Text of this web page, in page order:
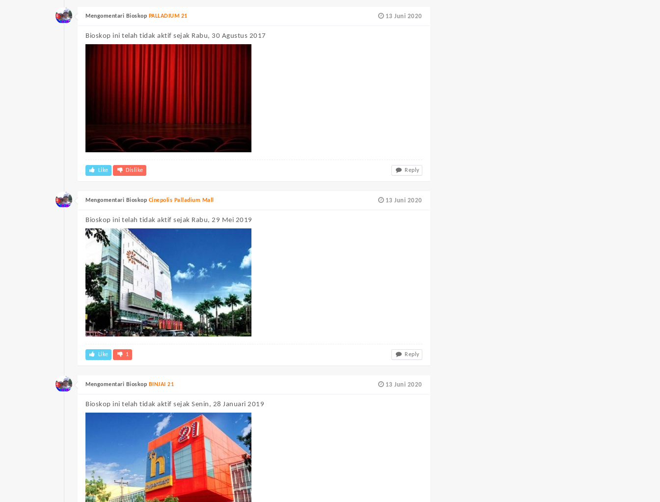
13 Juni 2020
Mengomentari Bioskop PALLADIUM 21
Bioskop ini telah tidak aktif sejak Rabu, 30 Agustus 2017
Like Dislike Reply
13 Juni 2020
Mengomentari Bioskop Cinepolis Palladium Mall
Bioskop ini telah tidak aktif sejak Rabu, 29 Mei 2019
Like 1 Reply
13 Juni 2020
Mengomentari Bioskop BINJAI 21
Bioskop ini telah tidak aktif sejak Senin, 28 Januari 2019